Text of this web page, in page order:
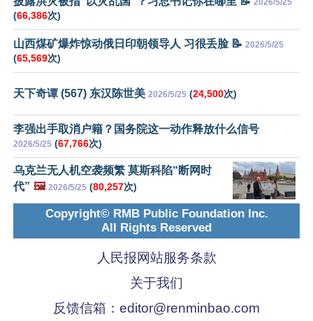
2026/5/25
(66,386次)
山西煤矿爆炸惊动俄日印朝领导人 习很丢脸 📝 2026/5/25
(65,569次)
天下奇谭 (567) 东汉陈世美 2026/5/25 (24,500次)
李强出手取消户籍？国务院这一动作释放什么信号
2026/5/25 (67,766次)
乌克兰无人机空袭频繁 莫斯科陷“断网时
代” 🖼️ 2026/5/25 (80,257次)
Copyright© RMB Public Foundation Inc.
All Rights Reserved
人民报网站服务条款
关于我们
反馈信箱： editor@renminbao.com